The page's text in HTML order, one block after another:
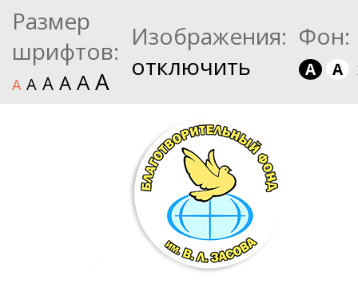
Размер
шрифтов:
A A A A AA
Изображения:
отключить
Фон:
A A